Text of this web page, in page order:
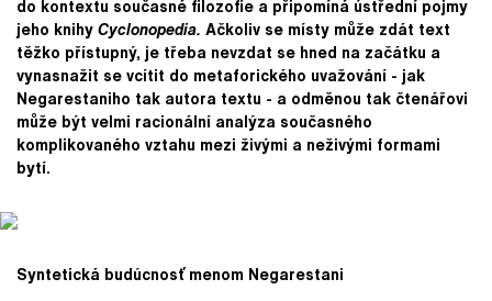
do kontextu současné filozofie a připomíná ústřední pojmy
jeho knihyCyclonopedia. Ačkoliv se místy může zdát text
těžko přístupný, je třeba nevzdat se hned na začátku a
vynasnažit se vcítit do metaforického uvažování - jak
Negarestaniho tak autora textu - a odměnou tak čtenářovi
může být velmi racionální analýza současného
komplikovaného vztahu mezi živými a neživými formami
bytí.
Syntetická budúcnosť menom Negarestani